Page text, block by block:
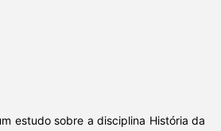
estudo sobre a disciplina História da